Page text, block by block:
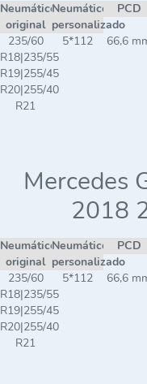
Neumático
original
Neumático
personalizado
PCD
235/60
R18|235/55
R19|255/45
R20|255/40
R21
5*112 66,6
Mercedes
2018
Neumático
original
Neumático
personalizado
PCD
235/60
R18|235/55
R19|255/45
R20|255/40
R21
5*112 66,6